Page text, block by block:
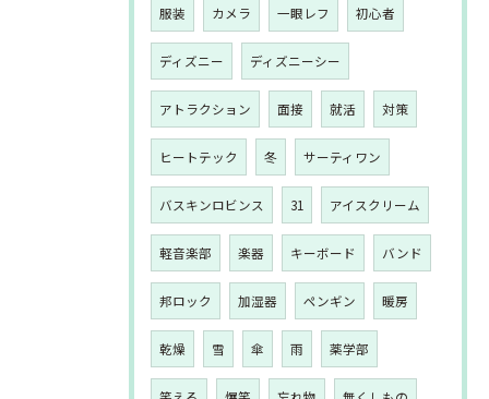
服装 カメラ 一眼レフ 初心者
ディズニー ディズニーシー
アトラクション 面接 就活 対策
ヒートテック 冬 サーティワン
バスキンロビンス 31 アイスクリーム
軽音楽部 楽器 キーボード バンド
邦ロック 加湿器 ペンギン 暖房
乾燥 雪 傘 雨 薬学部